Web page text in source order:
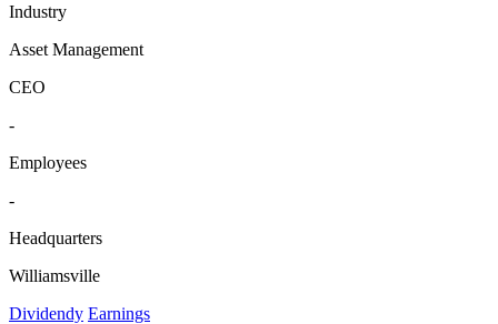
Industry
Asset Management
CEO
-
Employees
-
Headquarters
Williamsville
Dividendy Earnings